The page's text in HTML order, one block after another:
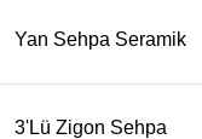
Yan Sehpa Seramik
3'Lü Zigon Sehpa